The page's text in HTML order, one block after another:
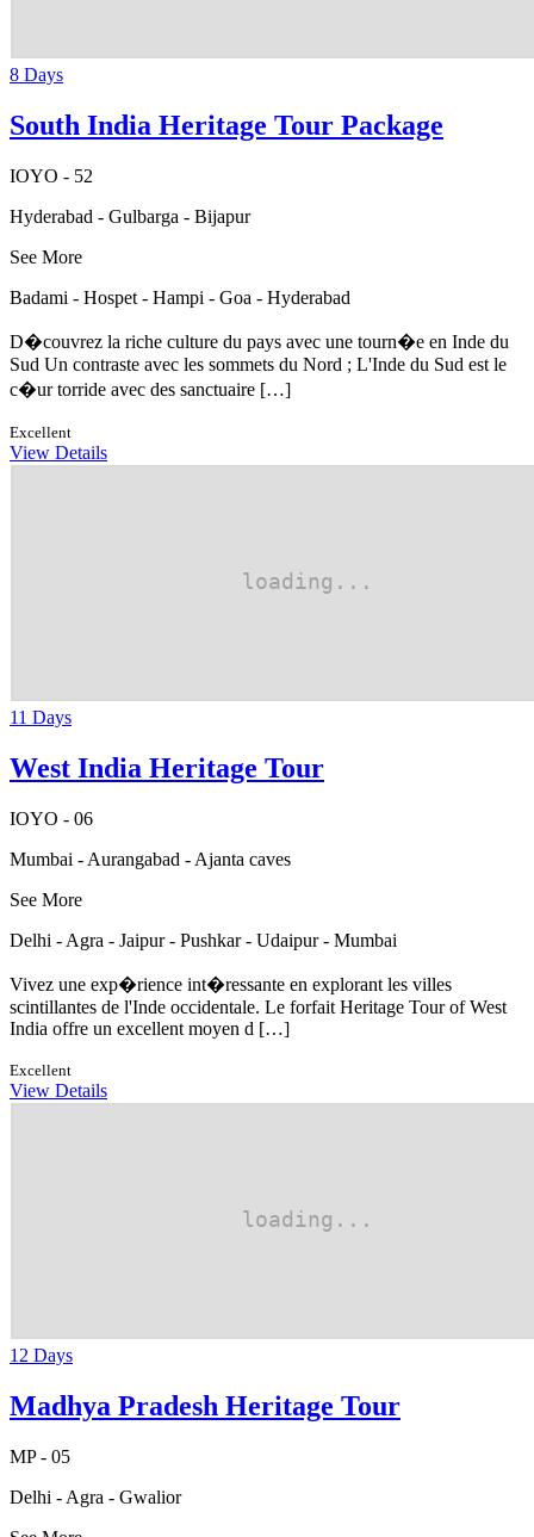
8 Days
South India Heritage Tour Package
IOYO - 52
Hyderabad - Gulbarga - Bijapur
See More
Badami - Hospet - Hampi - Goa - Hyderabad
D�couvrez la riche culture du pays avec une tourn�e en Inde du
Sud Un contraste avec les sommets du Nord ; L'Inde du Sud est le
c�ur torride avec des sanctuaire […]
Excellent
View Details
11 Days
West India Heritage Tour
IOYO - 06
Mumbai - Aurangabad - Ajanta caves
See More
Delhi - Agra - Jaipur - Pushkar - Udaipur - Mumbai
Vivez une exp�rience int�ressante en explorant les villes
scintillantes de l'Inde occidentale. Le forfait Heritage Tour of West
India offre un excellent moyen d […]
Excellent
View Details
12 Days
Madhya Pradesh Heritage Tour
MP - 05
Delhi - Agra - Gwalior